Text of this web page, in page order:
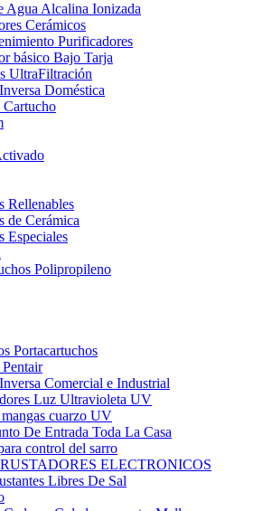
Agua Alcalina Ionizada
Cerámicos
Purificadores
básico Bajo Tarja
UltraFiltración
Doméstica
Cartucho
Rellenables
de Cerámica
Especiales
Polipropileno
Portacartuchos
Comercial e Industrial
Luz Ultravioleta UV
cuarzo UV
De Entrada Toda La Casa
control del sarro
ELECTRONICOS
Libres De Sal